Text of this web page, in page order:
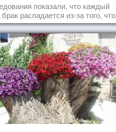
показали, что каждый
распадается из-за того, что
из супругов не устраивает та
которая выпала ему в семье.